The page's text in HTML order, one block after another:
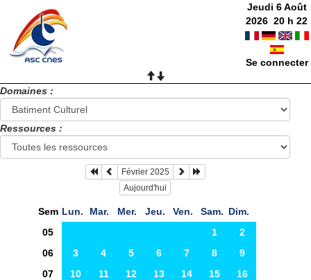
Jeudi 6 Août
2026 20 h22
Se connecter
Domaines :
Ressources :
Février 2025
Aujourd'hui
Sem Lun. Mar. Mer. Jeu. Ven. Sam. Dim.
05
1
2
06
3 4 5 6 7 8
9
07
10 11 12 13 14 15
16